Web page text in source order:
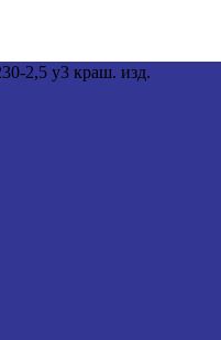
2,5 у3 краш. изд.